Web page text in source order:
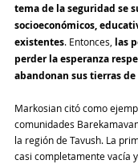
tema de la seguridad se
socioeconómicos,
existentes. Entonces, las
perder la esperanza
abandonan sus tierras de
Markosian citó como
comunidades
la región de Tavush. La
casi completamente vacía